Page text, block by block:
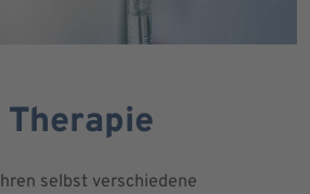
selbst verschiedene